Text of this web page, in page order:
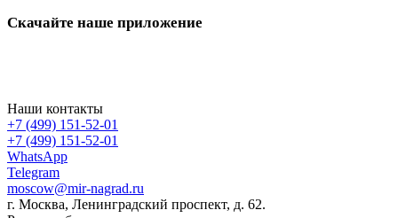
Скачайте наше приложение
Наши контакты
+7 (499) 151-52-01
+7 (499) 151-52-01
WhatsApp
Telegram
moscow@mir-nagrad.ru
г. Москва, Ленинградский проспект, д. 62.